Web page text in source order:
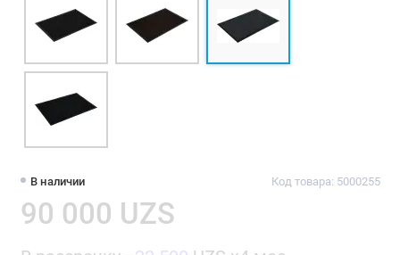
В наличии Код товара: 5000255
90 000 UZS